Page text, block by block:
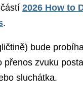
2026 How to
.
bude
přenos zvuku
sluchátka.